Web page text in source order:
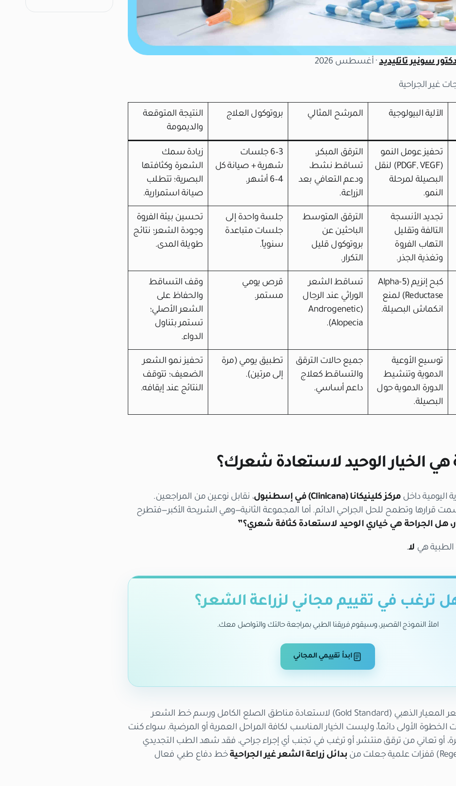
سونير تاتليديد· أغسطس 2026
غير الجراحية
الآلية البيولوجية المرشح المثالي بروتوكول العلاج
النتيجة المتوقعة
والديمومة
تحفيز عومل النمو
(PDGF, VEGF) لنقل
البصيلة لمرحلة
النمو.
الترقق المبكر،
تساقط نشط،
ودعم التعافي بعد
الزراعة.
3–6 جلسات
شهرية + صيانة كل
4–6 أشهر.
زيادة سمك
الشعرة وكثافتها
البصرية؛ تتطلب
صيانة استمرارية.
تجديد الأنسجة
التالفة وتقليل
التهاب الفروة
وتغذية الجذر.
الترقق المتوسط
الباحثين عن
بروتوكول قليل
التكرار.
جلسة واحدة إلى
جلسات متباعدة
سنوياً.
تحسين بيئة الفروة
وجودة الشعر؛ نتائج
طويلة المدى.
كبح إنزيم (5-Alpha
Reductase) لمنع
انكماش البصيلة.
تساقط الشعر
الوراثي عند الرجال
(Androgenetic
Alopecia).
قرص يومي
مستمر.
وقف التساقط
والحفاظ على
الشعر الأصلي؛
تستمر بتناول
الدواء.
توسيع الأوعية
الدموية وتنشيط
الدورة الدموية حول
البصيلة.
جميع حالات الترقق
والتساقط كعلاج
داعم أساسي.
تطبيق يومي (مرة
إلى مرتين).
تحفيز نمو الشعر
الضعيف؛ تتوقف
النتائج عند إيقافه.
هي الخيار الوحيد لاستعادة شعرك؟
اليومية داخل مركز كلينيكانا (Clinicana) في إسطنبول ، نقابل نوعين من المراجعين.
قرارها وتطمح للحل الجراحي الدائم. أما المجموعة الثانية—وهي الشريحة الأكبر—فتطرح
هل الجراحة هي خياري الوحيد لاستعادة كثافة شعري؟”
الطبية هي لا.
ترغب في تقييم مجاني لزراعة الشعر؟
املأ النموذج القصير، وسيقوم فريقنا الطبي بمراجعة حالتك والتواصل معك.
ابدأ تقييمي المجاني
بينما تظل زراعة الشعر المعيار الذهبي (Gold Standard) لاستعادة مناطق الصلع الكامل ورسم خط الشعر
الخطوة الأولى دائماً، وليست الخيار المناسب لكافة المراحل العمرية أو المرضية. سواء كنت
أو تعاني من ترقق منتشر، أو ترغب في تجنب أي إجراء جراحي، فقد شهد الطب التجديدي
بدائل زراعة الشعر غير الجراحيةخط دفاع طبي فعال